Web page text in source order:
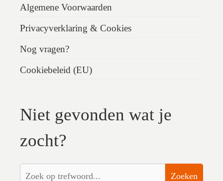
Algemene Voorwaarden
Privacyverklaring & Cookies
Nog vragen?
Cookiebeleid (EU)
Niet gevonden wat je
zocht?
Zoeken